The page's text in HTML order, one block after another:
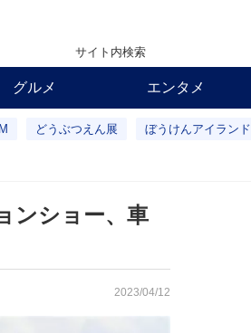
サイト内検索
グルメ エンタメ
どうぶつえん展 ぼうけんアイランド
ンショー、車
2023/04/12